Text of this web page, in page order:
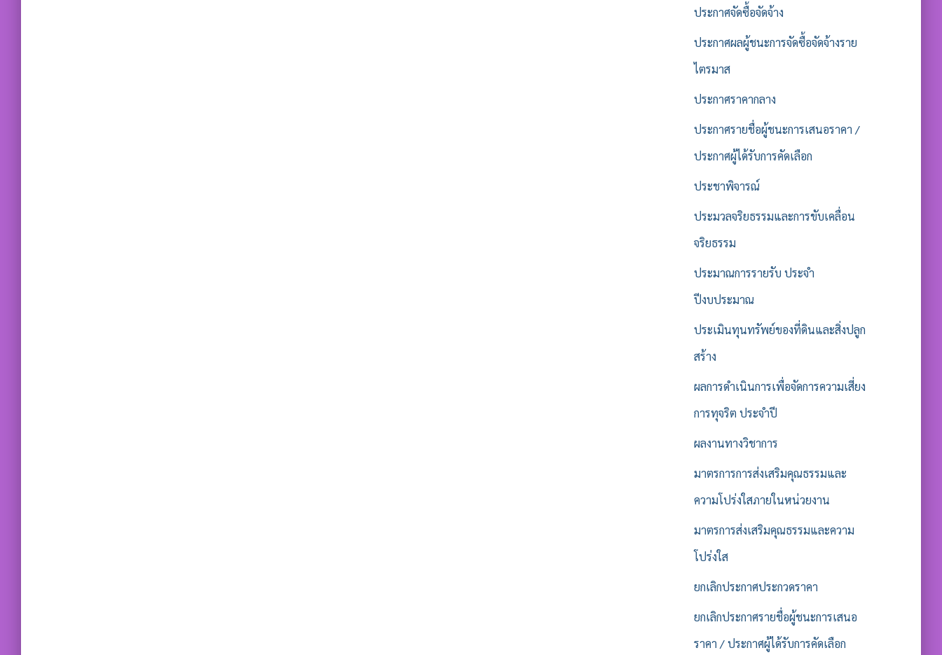
ประกาศจัดซื้อจัดจ้าง
ประกาศผลผู้ชนะการจัดซื้อจัดจ้างราย
ไตรมาส
ประกาศราคากลาง
ประกาศรายชื่อผู้ชนะการเสนอราคา /
ประกาศผู้ได้รับการคัดเลือก
ประชาพิจารณ์
ประมวลจริยธรรมและการขับเคลื่อน
จริยธรรม
ประมาณการรายรับ ประจำ
ปีงบประมาณ
ประเมินทุนทรัพย์ของที่ดินและสิ่งปลูก
สร้าง
ผลการดำเนินการเพื่อจัดการความเสี่ยง
การทุจริต ประจำปี
ผลงานทางวิชาการ
มาตรการการส่งเสริมคุณธรรมและ
ความโปร่งใสภายในหน่วยงาน
มาตรการส่งเสริมคุณธรรมและความ
โปร่งใส
ยกเลิกประกาศประกวดราคา
ยกเลิกประกาศรายชื่อผู้ชนะการเสนอ
ราคา / ประกาศผู้ได้รับการคัดเลือก